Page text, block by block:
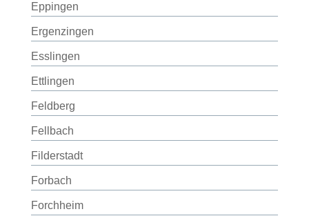
Eppingen
Ergenzingen
Esslingen
Ettlingen
Feldberg
Fellbach
Filderstadt
Forbach
Forchheim